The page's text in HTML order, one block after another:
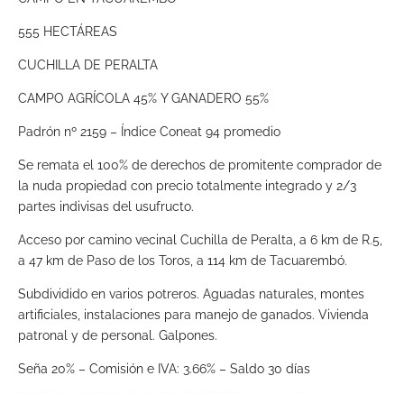
555 HECTÁREAS
CUCHILLA DE PERALTA
CAMPO AGRÍCOLA 45% Y GANADERO 55%
Padrón nº 2159 – Índice Coneat 94 promedio
Se remata el 100% de derechos de promitente comprador de
la nuda propiedad con precio totalmente integrado y 2/3
partes indivisas del usufructo.
Acceso por camino vecinal Cuchilla de Peralta, a 6 km de R.5,
a 47 km de Paso de los Toros, a 114 km de Tacuarembó.
Subdividido en varios potreros. Aguadas naturales, montes
artificiales, instalaciones para manejo de ganados. Vivienda
patronal y de personal. Galpones.
Seña 20% – Comisión e IVA: 3.66% – Saldo 30 días